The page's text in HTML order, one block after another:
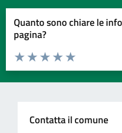
Quanto sono chiare le
pagina?
Valuta da 1 a 5 stelle la pagina
Valuta 5 stelle
Valuta 4 stelle su 5
Valuta 3 stelle su 5
Valuta 2 stelle su 5
Valuta 1 stelle su 5
Contatta il comune